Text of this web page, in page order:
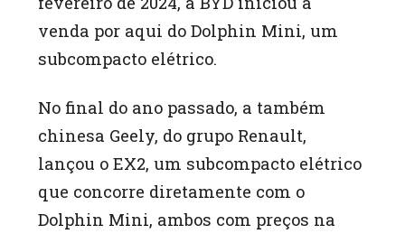
venda por aqui do Dolphin Mini, um
subcompacto elétrico.
No final do ano passado, a também
chinesa Geely, do grupo Renault,
lançou o EX2, um subcompacto elétrico
que concorre diretamente com o
Dolphin Mini, ambos com preços na